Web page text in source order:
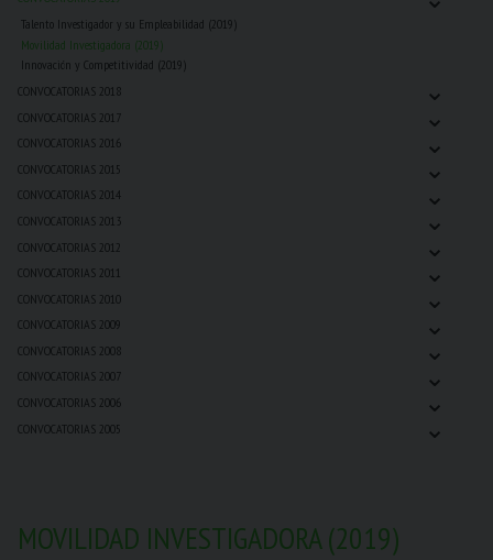
Talento Investigador y su Empleabilidad (2019)
Movilidad Investigadora (2019)
Innovación y Competitividad (2019)
CONVOCATORIAS 2018
⌄
CONVOCATORIAS 2017 ⌄
CONVOCATORIAS 2016 ⌄
CONVOCATORIAS 2015 ⌄
CONVOCATORIAS 2014 ⌄
CONVOCATORIAS 2013 ⌄
CONVOCATORIAS 2012 ⌄
CONVOCATORIAS 2011 ⌄
CONVOCATORIAS 2010 ⌄
CONVOCATORIAS 2009 ⌄
CONVOCATORIAS 2008 ⌄
CONVOCATORIAS 2007 ⌄
CONVOCATORIAS 2006 ⌄
CONVOCATORIAS 2005 ⌄
MOVILIDAD INVESTIGADORA (2019)